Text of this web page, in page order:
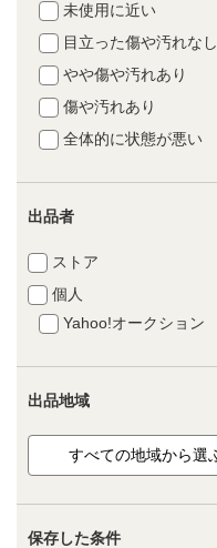
未使用に近い
目立った傷や汚れなし
やや傷や汚れあり
傷や汚れあり
全体的に状態が悪い
出品者
ストア
個人
Yahoo!オークション
出品地域
保存した条件